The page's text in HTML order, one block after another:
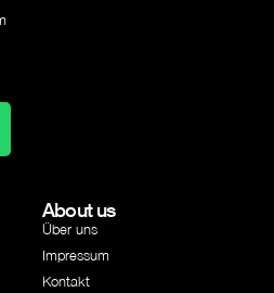
About us
Über uns
Impressum
Kontakt